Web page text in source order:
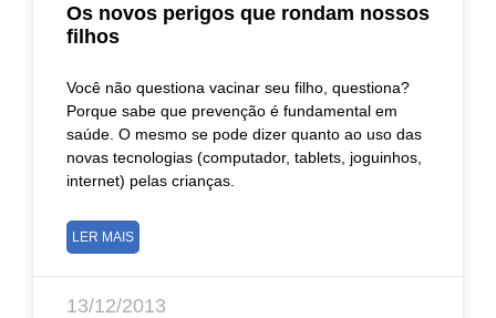
Os novos perigos que rondam nossos
filhos
Você não questiona vacinar seu filho, questiona?
Porque sabe que prevenção é fundamental em
saúde. O mesmo se pode dizer quanto ao uso das
novas tecnologias (computador, tablets, joguinhos,
internet) pelas crianças.
LER MAIS
13/12/2013